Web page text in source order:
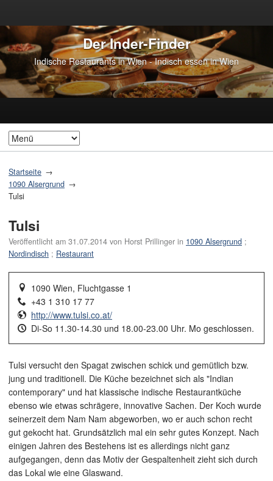
Der Inder-Finder
Indische Restaurants in Wien - Indisch essen in Wien
Startseite
1090 Alsergrund
Tulsi
Tulsi
Veröffentlicht am 31.07.2014 von Horst Prillinger in 1090 Alsergrund ;
Nordindisch ; Restaurant
1090 Wien, Fluchtgasse 1
+43 1 310 17 77
http://www.tulsi.co.at/
Di-So 11.30-14.30 und 18.00-23.00 Uhr. Mo geschlossen.
Tulsi versucht den Spagat zwischen schick und gemütlich bzw.
jung und traditionell. Die Küche bezeichnet sich als "Indian
contemporary" und hat klassische indische Restaurantküche
ebenso wie etwas schrägere, innovative Sachen. Der Koch wurde
seinerzeit dem Nam Nam abgeworben, wo er auch schon recht
gut gekocht hat. Grundsätzlich mal ein sehr gutes Konzept. Nach
einigen Jahren des Bestehens ist es allerdings nicht ganz
aufgegangen, denn das Motiv der Gespaltenheit zieht sich durch
das Lokal wie eine Glaswand.